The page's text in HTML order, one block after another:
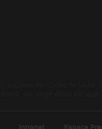
Intranet Espace